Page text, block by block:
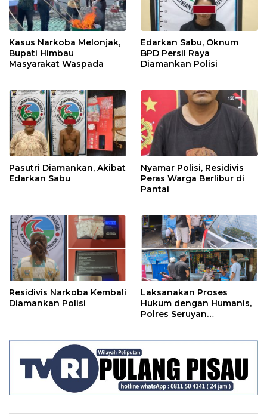
Kasus Narkoba Melonjak,
Bupati Himbau
Masyarakat Waspada
Edarkan Sabu, Oknum
BPD Persil Raya
Diamankan Polisi
Pasutri Diamankan, Akibat
Edarkan Sabu
Nyamar Polisi, Residivis
Peras Warga Berlibur di
Pantai
Residivis Narkoba Kembali
Diamankan Polisi
Laksanakan Proses
Hukum dengan Humanis,
Polres Seruyan
Massa